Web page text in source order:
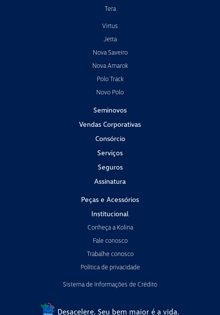
Tera
Virtus
Jetta
Nova Saveiro
Nova Amarok
Polo Track
Novo Polo
Seminovos
Vendas Corporativas
Consórcio
Serviços
Seguros
Assinatura
Peças e Acessórios
Institucional
Conheça a Kolina
Fale conosco
Trabalhe conosco
Política de privacidade
Sistema de Informações de Crédito
Desacelere. Seu bem maior é a vida.